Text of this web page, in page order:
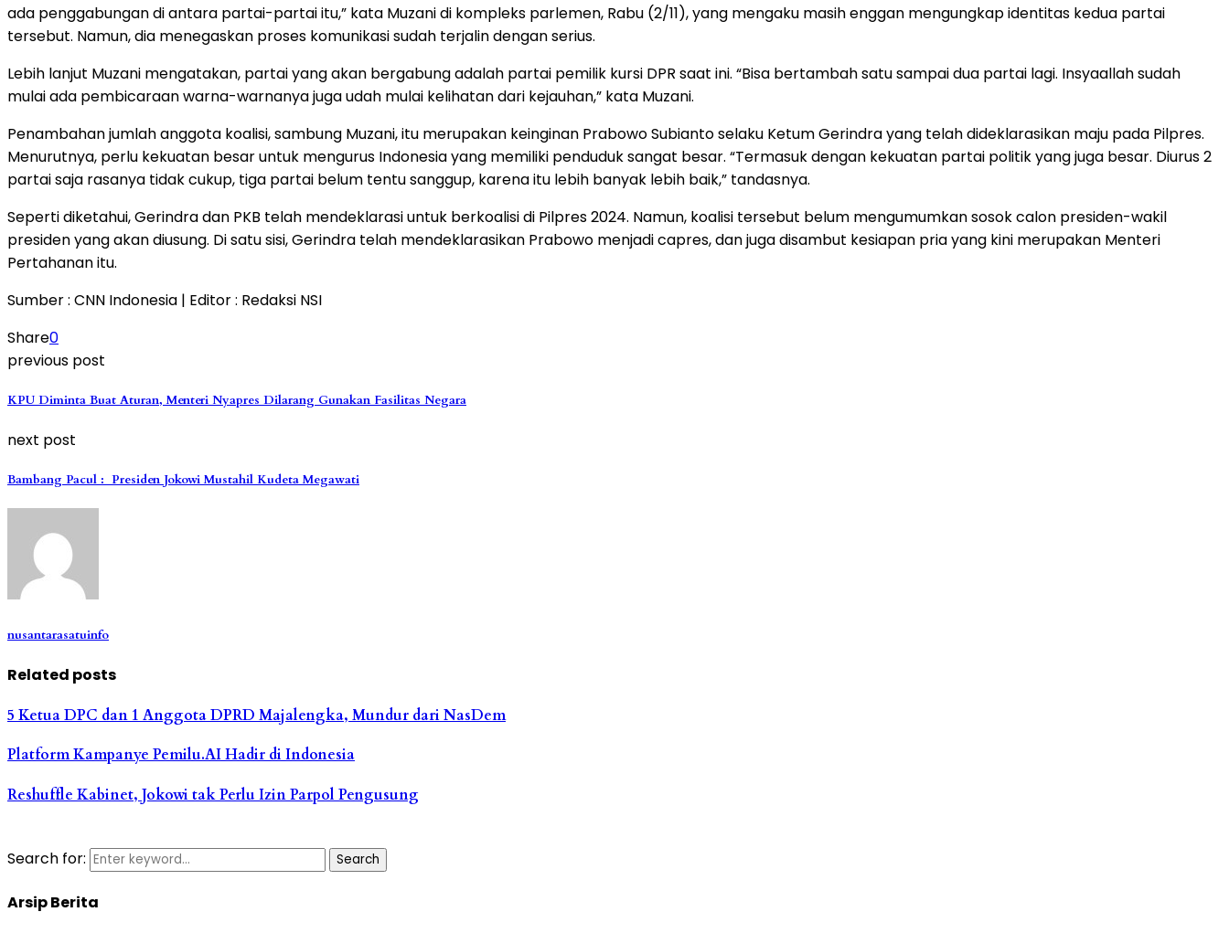
ada penggabungan di antara partai-partai itu,” kata Muzani di kompleks parlemen, Rabu (2/11), yang mengaku masih enggan mengungkap identitas kedua partai
tersebut. Namun, dia menegaskan proses komunikasi sudah terjalin dengan serius.
Lebih lanjut Muzani mengatakan, partai yang akan bergabung adalah partai pemilik kursi DPR saat ini. “Bisa bertambah satu sampai dua partai lagi. Insyaallah sudah
mulai ada pembicaraan warna-warnanya juga udah mulai kelihatan dari kejauhan,” kata Muzani.
Penambahan jumlah anggota koalisi, sambung Muzani, itu merupakan keinginan Prabowo Subianto selaku Ketum Gerindra yang telah dideklarasikan maju pada Pilpres.
Menurutnya, perlu kekuatan besar untuk mengurus Indonesia yang memiliki penduduk sangat besar. “Termasuk dengan kekuatan partai politik yang juga besar. Diurus 2
partai saja rasanya tidak cukup, tiga partai belum tentu sanggup, karena itu lebih banyak lebih baik,” tandasnya.
Seperti diketahui, Gerindra dan PKB telah mendeklarasi untuk berkoalisi di Pilpres 2024. Namun, koalisi tersebut belum mengumumkan sosok calon presiden-wakil
presiden yang akan diusung. Di satu sisi, Gerindra telah mendeklarasikan Prabowo menjadi capres, dan juga disambut kesiapan pria yang kini merupakan Menteri
Pertahanan itu.
Sumber : CNN Indonesia | Editor : Redaksi NSI
Share0
previous post
KPU Diminta Buat Aturan, Menteri Nyapres Dilarang Gunakan Fasilitas Negara
next post
Bambang Pacul : Presiden Jokowi Mustahil Kudeta Megawati
nusantarasatuinfo
Related posts
5 Ketua DPC dan 1 Anggota DPRD Majalengka, Mundur dari NasDem
Platform Kampanye Pemilu.AI Hadir di Indonesia
Reshuffle Kabinet, Jokowi tak Perlu Izin Parpol Pengusung
Search for: Search
Arsip Berita